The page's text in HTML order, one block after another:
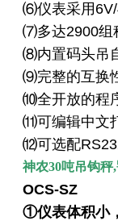
⑹仪表采用
⑺多达2900组
⑻内置码头吊
⑼完整的互换
⑽全开放的程
⑾可编辑中文
⑿可选配
神农30吨吊钩秤,
OCS-SZ
①仪表体积小